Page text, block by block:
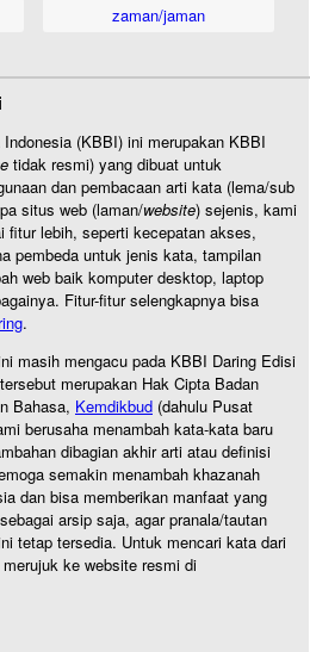
zaman/jaman
(KBBI) ini merupakan KBBI
tidak resmi) yang dibuat untuk
dan pembacaan arti kata (lema/sub
situs web (laman/website) sejenis, kami
fitur lebih, seperti kecepatan akses,
pembeda untuk jenis kata, tampilan
web baik komputer desktop, laptop
Fitur-fitur selengkapnya bisa
.
masih mengacu pada KBBI Daring Edisi
merupakan Hak Cipta Badan
Bahasa, Kemdikbud (dahulu Pusat
berusaha menambah kata-kata baru
dibagian akhir arti atau definisi
semakin menambah khazanah
dan bisa memberikan manfaat yang
arsip saja, agar pranala/tautan
tetap tersedia. Untuk mencari kata dari
ke website resmi di